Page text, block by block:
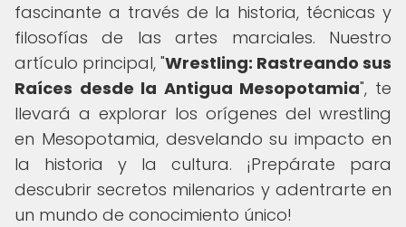
fascinante a través de la historia, técnicas y
filosofías de las artes marciales. Nuestro
artículo principal, "Wrestling: Rastreando sus
Raíces desde la Antigua Mesopotamia", te
llevará a explorar los orígenes del wrestling
en Mesopotamia, desvelando su impacto en
la historia y la cultura. ¡Prepárate para
descubrir secretos milenarios y adentrarte en
un mundo de conocimiento único!